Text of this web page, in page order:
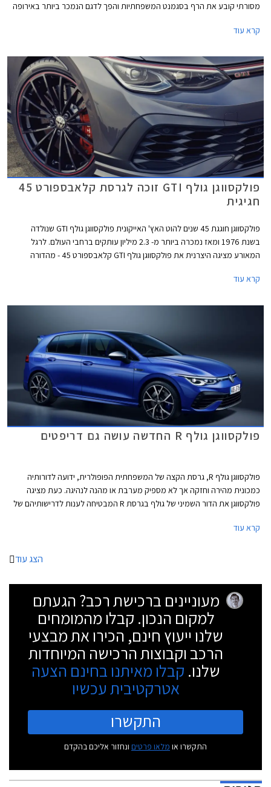
מסורתי קובע את הרף בסגמנט המשפחתיות והפך לדגם הנמכר ביותר באירופה
פולקסווגן שומר על אותו מתכון מוצלח אך מותאם לזמננו וכולל תא נוסעים חדשני
ומערכות בטיחות אקטיביות מתקדמות המאפשרות נהיגה חצי-אוטונומית.
קרא עוד
פולקסווגן גולף GTI זוכה לגרסת קלאבספורט 45
חגיגית
פולקסווגן חוגגת 45 שנים להוט האץ' האייקונית פולקסווגן גולף GTI שנולדה
בשנת 1976 ומאז נמכרה ביותר מ- 2.3 מיליון עותקים ברחבי העולם. לרגל
המאורע מציגה היצרנית את פולקסווגן גולף GTI קלאבספורט 45 - מהדורה
אדום, ספוילר אחורי מוגדל, מראות בצבע שחור מבריק, ומדבקות מעוצבות
קרא עוד
פולקסווגן גולף R החדשה עושה גם דריפטים
פולקסווגן גולף R, גרסת הקצה של המשפחתית הפופולרית, ידועה לדורותיה
כמכונית מהירה וחזקה אך לא מספיק מערבת או מהנה לנהיגה. כעת מציגה
פולקסווגן את הדור השמיני של גולף בגרסת R המבטיחה לענות לדרישותיהם של
קרא עוד
הצג עוד
מעוניינים ברכישת רכב? הגעתם
למקום הנכון. קבלו מהמומחים
שלנו ייעוץ חינם, הכירו את מבצעי
הרכב וקבוצות הרכישה המיוחדות
שלנו. קבלו מאיתנו בחינם הצעה
אטרקטיבית עכשיו
התקשרו
התקשרו או מלאו פרטים ונחזור אליכם בהקדם